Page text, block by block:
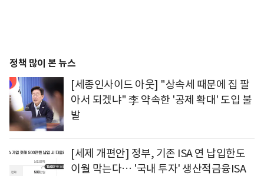
정책 많이 본 뉴스
[세종인사이드 아웃] "상속세 때문에 집 팔
아서 되겠냐" 李 약속한 '공제 확대' 도입 불
발
[세제 개편안] 정부, 기존 ISA 연 납입한도
이월 막는다… '국내 투자' 생산적금융ISA